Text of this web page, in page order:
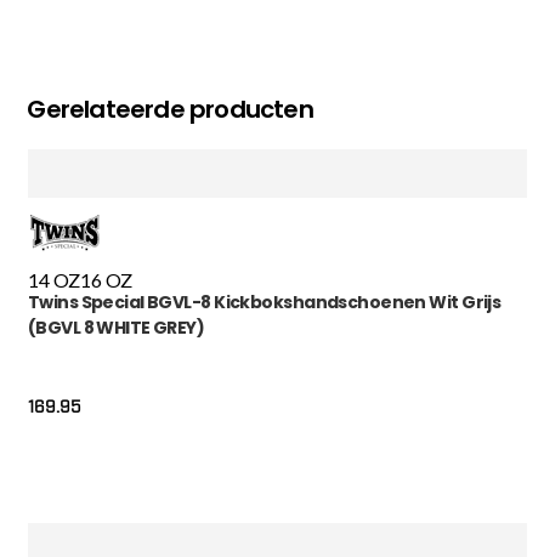
Gerelateerde producten
14 OZ16 OZ
Twins Special BGVL-8 Kickbokshandschoenen Wit Grijs
(BGVL 8 WHITE GREY)
169.95